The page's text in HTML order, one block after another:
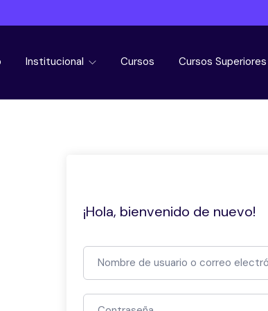
Institucional Cursos Cursos Superiores
¡Hola, bienvenido de nuevo!